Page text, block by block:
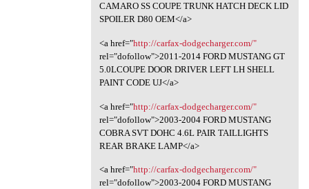
CAMARO SS COUPE TRUNK HATCH DECK LID
SPOILER D80 OEM</a>
<a href="http://carfax-dodgecharger.com/"
rel="dofollow">2011-2014 FORD MUSTANG GT
5.0LCOUPE DOOR DRIVER LEFT LH SHELL
PAINT CODE UJ</a>
<a href="http://carfax-dodgecharger.com/"
rel="dofollow">2003-2004 FORD MUSTANG
COBRA SVT DOHC 4.6L PAIR TAILLIGHTS
REAR BRAKE LAMP</a>
<a href="http://carfax-dodgecharger.com/"
rel="dofollow">2003-2004 FORD MUSTANG